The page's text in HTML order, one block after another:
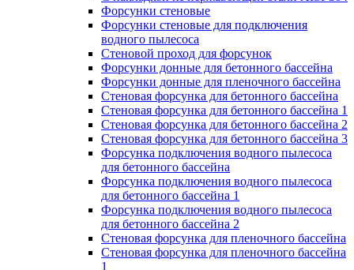
Форсунки стеновые
Форсунки стеновые для подключения
водного пылесоса
Стеновой проход для форсунок
Форсунки донные для бетонного бассейна
Форсунки донные для пленочного бассейна
Стеновая форсунка для бетонного бассейна
Стеновая форсунка для бетонного бассейна 1
Стеновая форсунка для бетонного бассейна 2
Стеновая форсунка для бетонного бассейна 3
Форсунка подключения водного пылесоса
для бетонного бассейна
Форсунка подключения водного пылесоса
для бетонного бассейна 1
Форсунка подключения водного пылесоса
для бетонного бассейна 2
Стеновая форсунка для пленочного бассейна
Стеновая форсунка для пленочного бассейна
1